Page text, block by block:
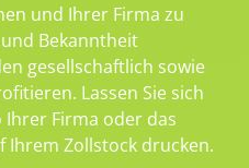
und Ihrer Firma zu
Bekanntheit
gesellschaftlich sowie
Lassen Sie sich
Ihrer Firma oder das
Ihrem Zollstock drucken.